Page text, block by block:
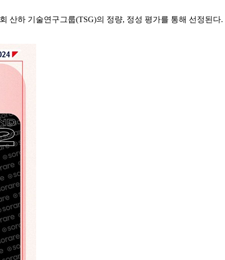
산하 기술연구그룹(TSG)의 정량, 정성 평가를 통해 선정된